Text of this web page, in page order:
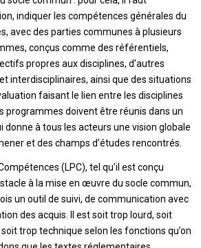
indiquer les compétences générales du
avec des parties communes à plusieurs
conçus comme des référentiels,
propres aux disciplines, d’autres
interdisciplinaires, ainsi que des situations
faisant le lien entre les disciplines
programmes doivent être réunis dans un
à tous les acteurs une vision globale
et des champs d’études rencontrés.
(LPC), tel qu’il est conçu
à la mise en œuvre du socle commun,
un outil de suivi, de communication avec
des acquis. Il est soit trop lourd, soit
trop technique selon les fonctions qu’on